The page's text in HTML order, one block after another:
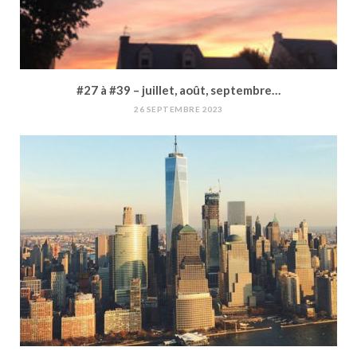
#27 à #39 – juillet, août, septembre…
26 SEPTEMBRE 2023